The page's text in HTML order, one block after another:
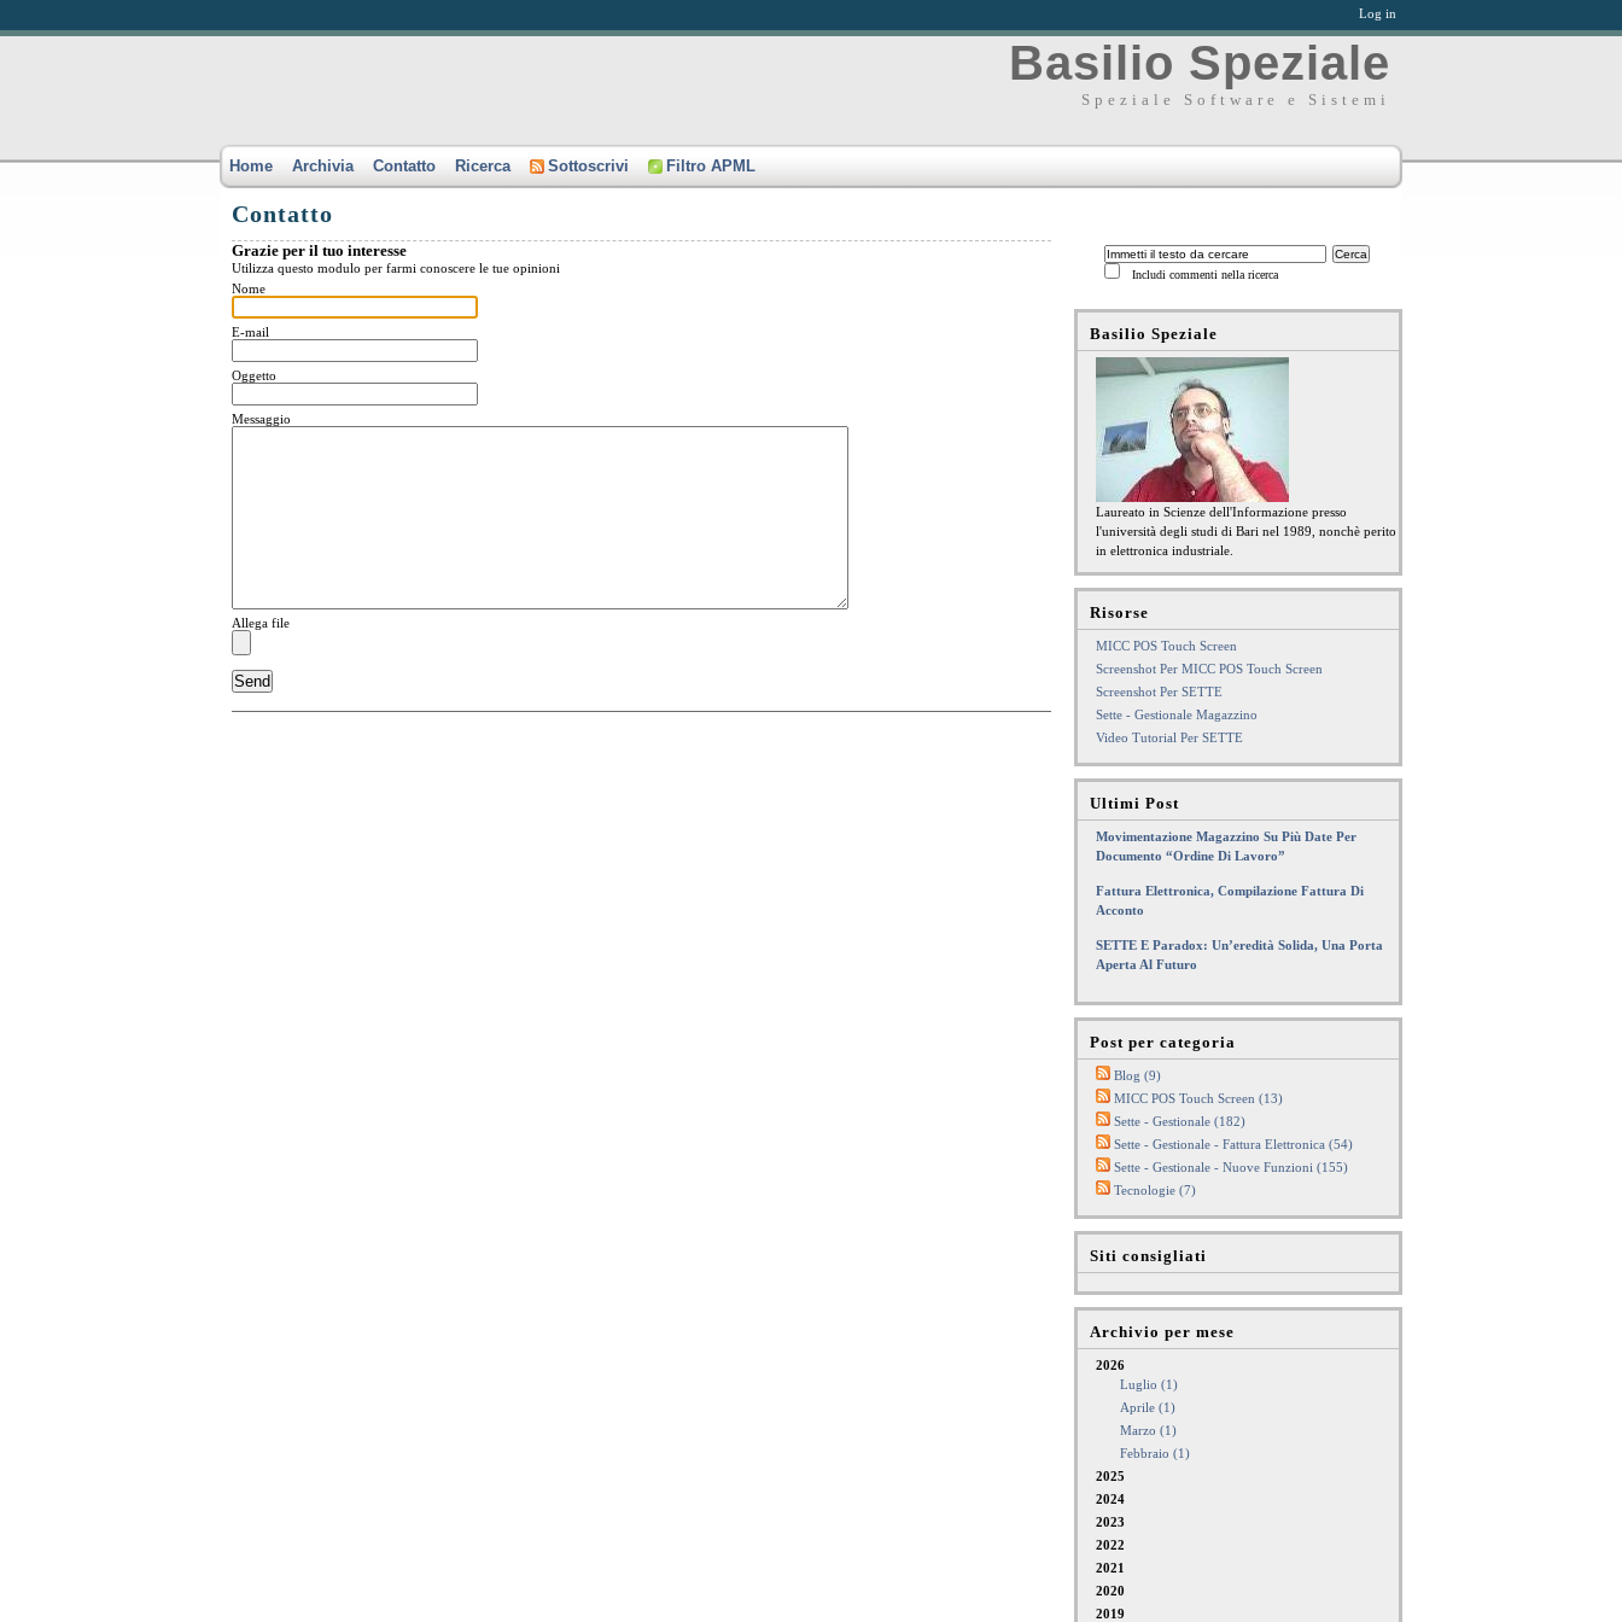
Log in
Basilio Speziale
Speziale Software e Sistemi
Home Archivia Contatto Ricerca Sottoscrivi Filtro APML
Contatto
Grazie per il tuo interesse
Utilizza questo modulo per farmi conoscere le tue opinioni
Nome
E-mail
Oggetto
Messaggio
Allega file
Includi commenti nella ricerca
Basilio Speziale
Laureato in Scienze dell'Informazione presso
l'università degli studi di Bari nel 1989, nonchè perito
in elettronica industriale.
Risorse
MICC POS Touch Screen
Screenshot Per MICC POS Touch Screen
Screenshot Per SETTE
Sette - Gestionale Magazzino
Video Tutorial Per SETTE
Ultimi Post
Movimentazione Magazzino Su Più Date Per
Documento “Ordine Di Lavoro”
Fattura Elettronica, Compilazione Fattura Di
Acconto
SETTE E Paradox: Un’eredità Solida, Una Porta
Aperta Al Futuro
Post per categoria
Blog (9)
MICC POS Touch Screen (13)
Sette - Gestionale (182)
Sette - Gestionale - Fattura Elettronica (54)
Sette - Gestionale - Nuove Funzioni (155)
Tecnologie (7)
Siti consigliati
Archivio per mese
2026
Luglio (1)
Aprile (1)
Marzo (1)
Febbraio (1)
2025
2024
2023
2022
2021
2020
2019